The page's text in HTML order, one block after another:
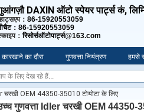
DAXIN ऑटो स्पेयर पार्ट्स कं,
： 86-15920553059
：86-15920553059
：रिसोर्सऑटोपार्ट्स@163.com
कारखाने का दौरा गुणवत्ता नियंत्रण हमसे
चरखी OEM 44350-35010 टोयोटा के लिए
गुणवत्ता Idler चरखी OEM 44350-